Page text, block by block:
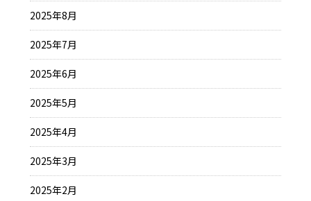
2025年8月
2025年7月
2025年6月
2025年5月
2025年4月
2025年3月
2025年2月